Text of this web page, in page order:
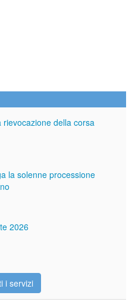
della corsa
la solenne processione
2026
i servizi